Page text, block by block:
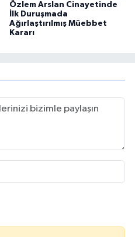
Özlem Arslan Cinayetinde
İlk Duruşmada
Ağırlaştırılmış Müebbet
Kararı